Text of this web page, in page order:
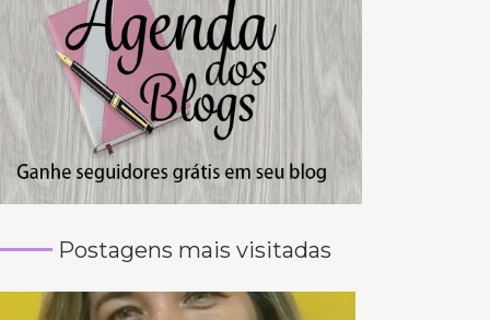
Postagens mais visitadas